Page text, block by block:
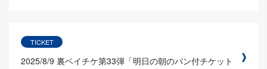
TICKET
2025/8/9 裏ベイチケ第33弾「明日の朝のパン付チケット